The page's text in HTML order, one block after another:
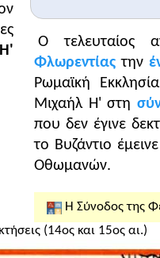
Ο τελευταίος
Φλωρεντίαςτην
Ρωμαϊκή
Μιχαήλ Η' στη
που δεν έγινε
το Βυζάντιο
Οθωμανών.
Η Σύνοδος της
(14ος και 15ος αι.)